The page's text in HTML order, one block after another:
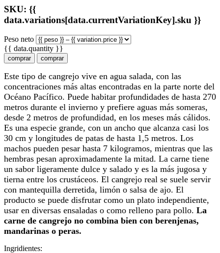
SKU: {{
data.variations[data.currentVariationKey].sku }}
Peso neto
{{ data.quantity }}
comprar comprar
Este tipo de cangrejo vive en agua salada, con las
concentraciones más altas encontradas en la parte norte del
Océano Pacífico. Puede habitar profundidades de hasta 270
metros durante el invierno y prefiere aguas más someras,
desde 2 metros de profundidad, en los meses más cálidos.
Es una especie grande, con un ancho que alcanza casi los
30 cm y longitudes de patas de hasta 1,5 metros. Los
machos pueden pesar hasta 7 kilogramos, mientras que las
hembras pesan aproximadamente la mitad. La carne tiene
un sabor ligeramente dulce y salado y es la más jugosa y
tierna entre los crustáceos. El cangrejo real se suele servir
con mantequilla derretida, limón o salsa de ajo. El
producto se puede disfrutar como un plato independiente,
usar en diversas ensaladas o como relleno para pollo. La
carne de cangrejo no combina bien con berenjenas,
mandarinas o peras.
Ingridientes: